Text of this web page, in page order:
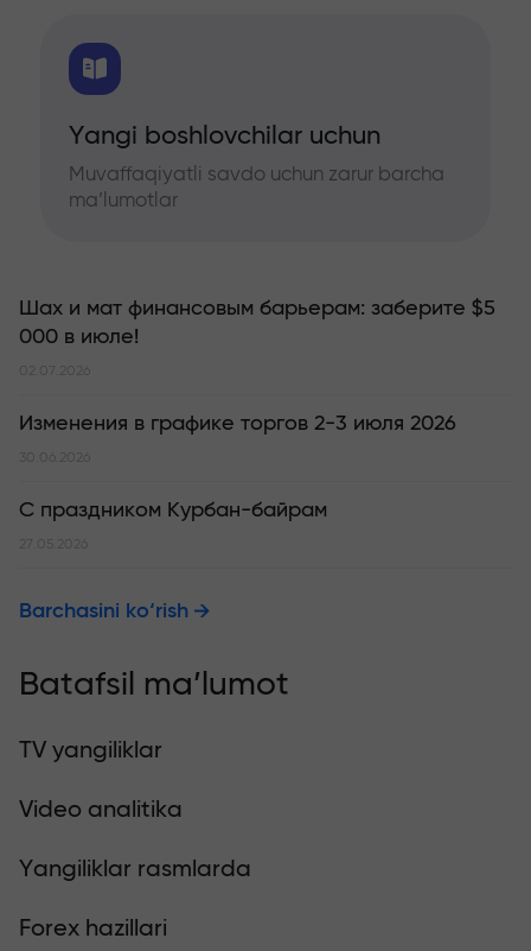
Yangi boshlovchilar uchun
Muvaffaqiyatli savdo uchun zarur barcha
ma’lumotlar
Шах и мат финансовым барьерам: заберите $5
000 в июле!
02.07.2026
Изменения в графике торгов 2-3 июля 2026
30.06.2026
С праздником Курбан-байрам
27.05.2026
Barchasini ko‘rish
Batafsil ma’lumot
TV yangiliklar
Video analitika
Yangiliklar rasmlarda
Forex hazillari